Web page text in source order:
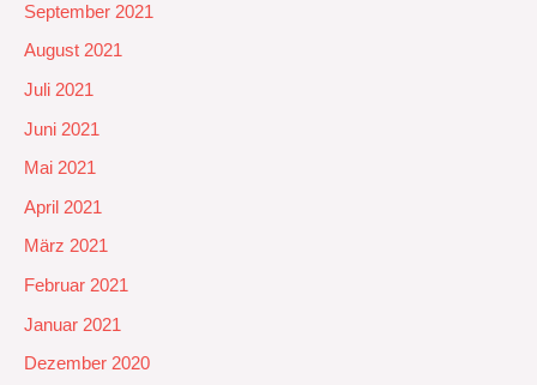
September 2021
August 2021
Juli 2021
Juni 2021
Mai 2021
April 2021
März 2021
Februar 2021
Januar 2021
Dezember 2020